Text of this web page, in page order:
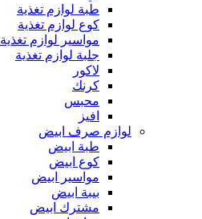
طبة لوازم تغذية
كوع لوازم تغذية
مواسير لوازم تغذية
جلبة لوازم تغذية
لاكور
كرنك
محبس
افيز
لوازم صرف ابيض
طبة ابيض
كوع ابيض
مواسير ابيض
بيبة ابيض
مشترك ابيض